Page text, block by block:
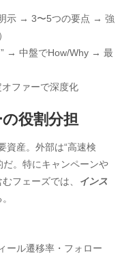
示 → 3〜5つの要点 → 強
” → 中盤でHow/Why → 最
ファーで深度化
役割分担
資産。外部は“高速検
だ。特にキャンペーンや
フェーズでは、
インス
ール遷移率・フォロー